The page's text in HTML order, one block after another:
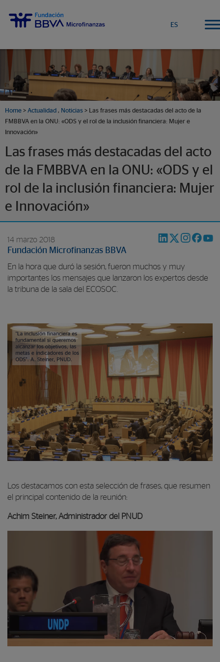
ES
Home > Actualidad , Noticias > Las frases más destacadas del acto de la
FMBBVA en la ONU: «ODS y el rol de la inclusión financiera: Mujer e
Innovación»
Las frases más destacadas del acto
de la FMBBVA en la ONU: «ODS y el
rol de la inclusión financiera: Mujer
e Innovación»
14 marzo 2018
Fundación Microfinanzas BBVA
En la hora que duró la sesión, fueron muchos y muy
importantes los mensajes que lanzaron los expertos desde
la tribuna de la sala del ECOSOC.
Los destacamos con esta selección de frases, que resumen
el principal contenido de la reunión:
Achim Steiner, Administrador del PNUD